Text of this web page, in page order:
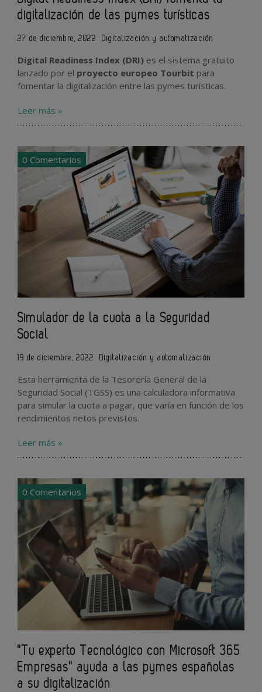
digitalización de las pymes turísticas
27 de diciembre, 2022 Digitalización y automatización
Digital Readiness Index (DRI) es el sistema gratuito
lanzado por el proyecto europeo Tourbit para
fomentar la digitalización entre las pymes turísticas.
Leer más »
0 Comentarios
Simulador de la cuota a la Seguridad
Social
19 de diciembre, 2022 Digitalización y automatización
Esta herramienta de la Tesorería General de la
Seguridad Social (TGSS) es una calculadora informativa
para simular la cuota a pagar, que varía en función de los
rendimientos netos previstos.
Leer más »
0 Comentarios
"Tu experto Tecnológico con Microsoft 365
Empresas" ayuda a las pymes españolas
a su digitalización